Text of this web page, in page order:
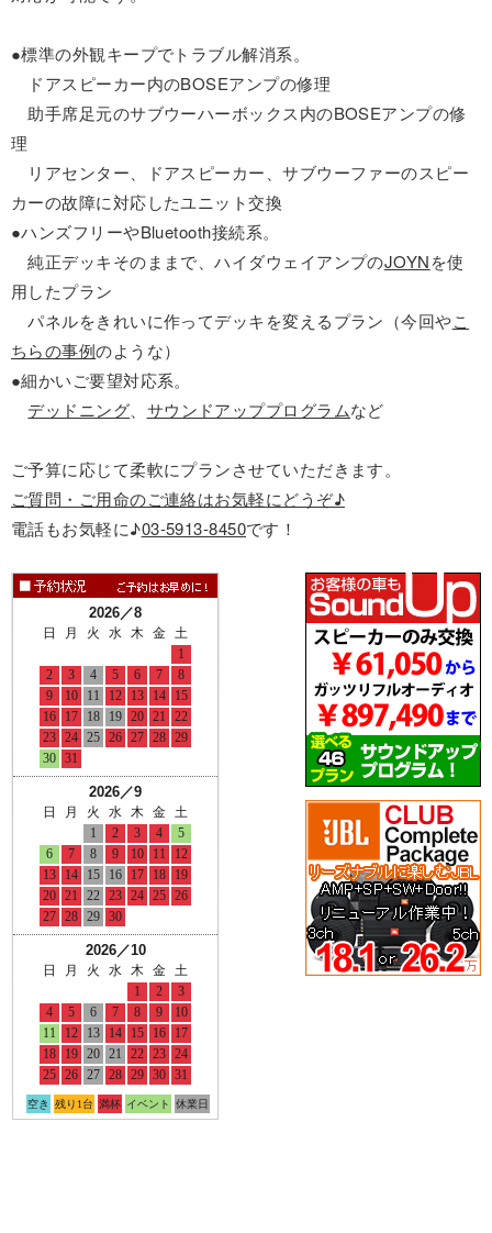
●標準の外観キープでトラブル解消系。
ドアスピーカー内のBOSEアンプの修理
助手席足元のサブウーハーボックス内のBOSEアンプの修
理
リアセンター、ドアスピーカー、サブウーファーのスピー
カーの故障に対応したユニット交換
●ハンズフリーやBluetooth接続系。
純正デッキそのままで、ハイダウェイアンプのJOYNを使
用したプラン
パネルをきれいに作ってデッキを変えるプラン（今回やこ
ちらの事例のような）
●細かいご要望対応系。
デッドニング
サウンドアッププログラムなど
ご予算に応じて柔軟にプランさせていただきます。
ご質問・ご用命のご連絡はお気軽にどうぞ♪
電話もお気軽に♪03-5913-8450です！